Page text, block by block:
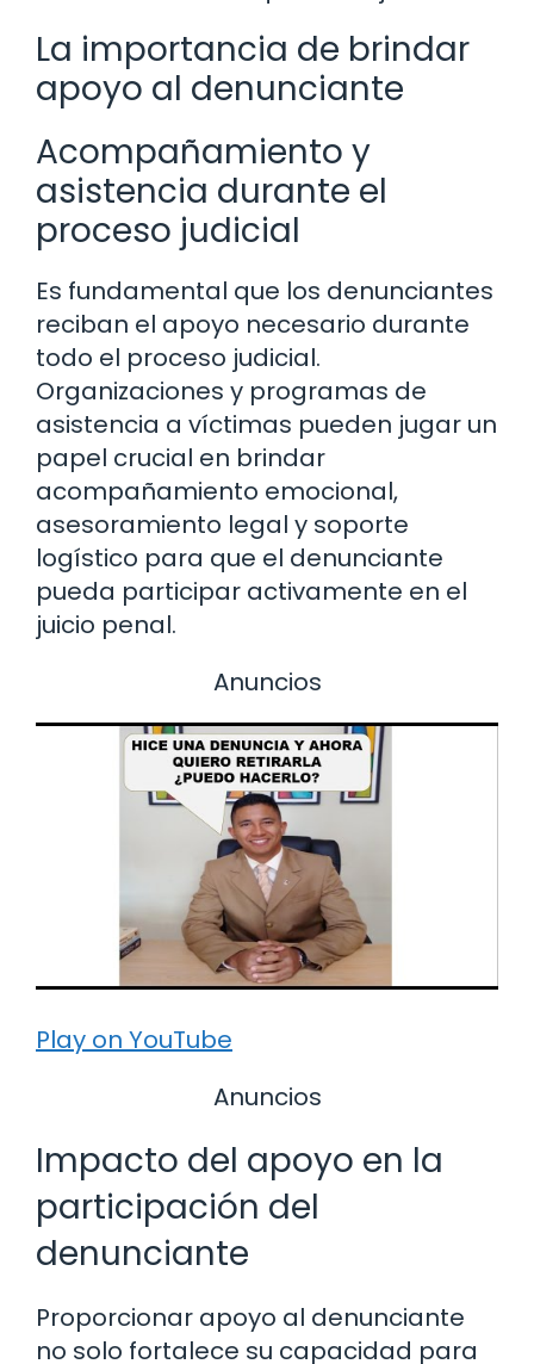
La importancia de brindar
apoyo al denunciante
Acompañamiento y
asistencia durante el
proceso judicial
Es fundamental que los denunciantes
reciban el apoyo necesario durante
todo el proceso judicial.
Organizaciones y programas de
asistencia a víctimas pueden jugar un
papel crucial en brindar
acompañamiento emocional,
asesoramiento legal y soporte
logístico para que el denunciante
pueda participar activamente en el
juicio penal.
Anuncios
Play on YouTube
Anuncios
Impacto del apoyo en la
participación del
denunciante
Proporcionar apoyo al denunciante
no solo fortalece su capacidad para